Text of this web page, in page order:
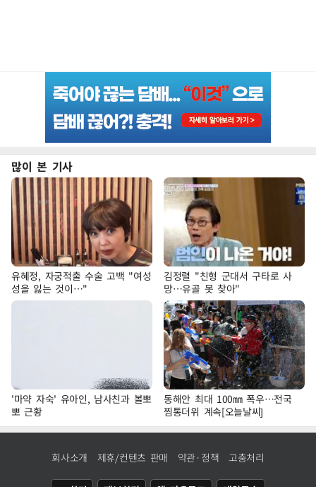
많이 본 기사
유혜정, 자궁적출 수술 고백 "여성
성을 잃는 것이…"
김정렬 "친형 군대서 구타로 사
망…유골 못 찾아"
'마약 자숙' 유아인, 남사친과 볼뽀
뽀 근황
동해안 최대 100㎜ 폭우…전국
찜통더위 계속[오늘날씨]
회사소개 제휴/컨텐츠 판매 약관·정책 고충처리